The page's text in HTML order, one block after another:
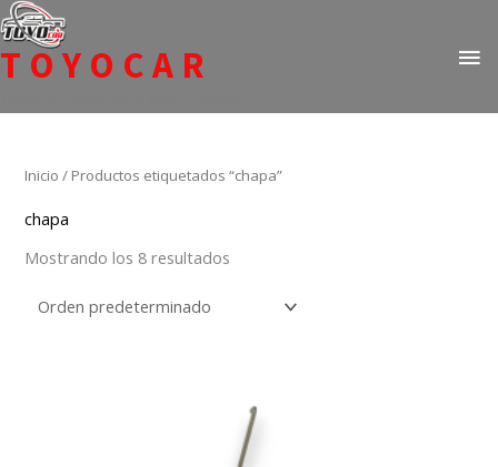
Ir
al
contenido
TOYOCAR
Inicio / Productos etiquetados “chapa”
chapa
Mostrando los 8 resultados